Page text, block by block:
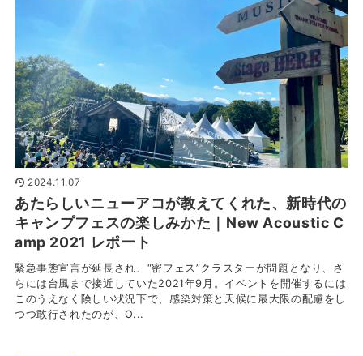
2024.11.07
あたらしいニューアコが教えてくれた、新時代の
キャンプフェスの楽しみかた｜New Acoustic C
amp 2021 レポート
緊急事態宣言が延長され、“密フェス”クラスターが問題となり、さ
らには台風まで接近していた2021年9月。イベントを開催するには
このうえなく険しい状況下で、感染対策と天候に最大限の配慮をし
つつ敢行されたのが、O...